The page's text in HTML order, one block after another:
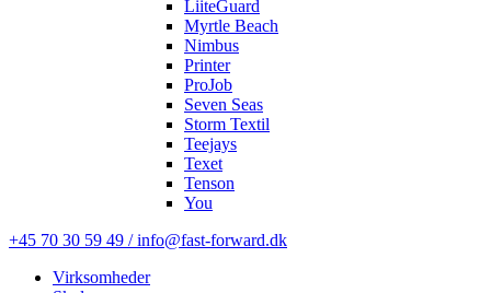
LiiteGuard
Myrtle Beach
Nimbus
Printer
ProJob
Seven Seas
Storm Textil
Teejays
Texet
Tenson
You
+45 70 30 59 49 / info@fast-forward.dk
Virksomheder